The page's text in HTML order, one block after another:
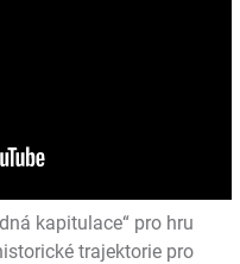
kapitulace“ pro hru
trajektorie pro